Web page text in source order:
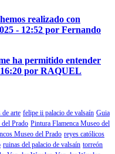
realizado con
- 12:52 por Fernando
ha permitido entender
por RAQUEL
de arte felipe ii palacio de valsaín Guia
Prado Pintura Flamenca Museo del
Museo del Prado reyes católicos
ruinas del palacio de valsaín torreón